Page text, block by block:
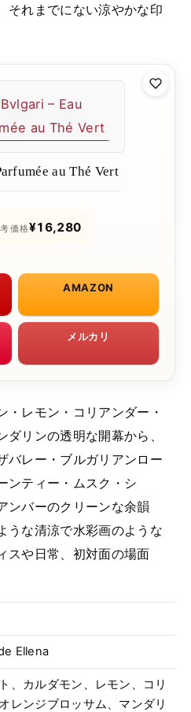
それまでにない涼やかな印
au Thé Vert
価格¥16,280
AMAZON
メルカリ
・レモン・コリアンダー・
リンの透明な開幕から、
バレー・ブルガリアンロー
ンティー・ムスク・シ
ンバーのクリーンな余韻
うな清涼で水彩画のような
スや日常、初対面の場面
Ellena
、カルダモン、レモン、コリ
レンジブロッサム、マンダリ